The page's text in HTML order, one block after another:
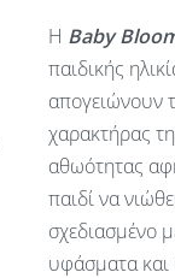
Η Baby
παιδικής
απογειώνουν
χαρακτήρας
αθωότητας
παιδί να
σχεδιασμένο
υφάσματα και